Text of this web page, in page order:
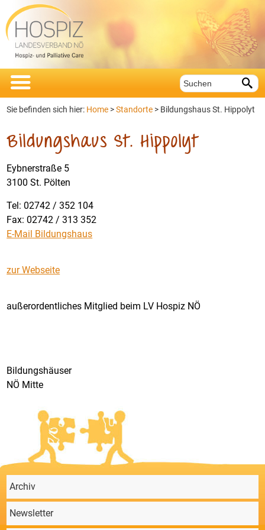
 
Sie befinden sich hier: Home >Standorte > Bildungshaus St. Hippolyt
Bildungshaus St. Hippolyt
Eybnerstraße 5
3100 St. Pölten
Tel: 02742 / 352 104
Fax: 02742 / 313 352
E-Mail Bildungshaus
zur Webseite
außerordentliches Mitglied beim LV Hospiz NÖ
Bildungshäuser
NÖ Mitte
Archiv
Newsletter